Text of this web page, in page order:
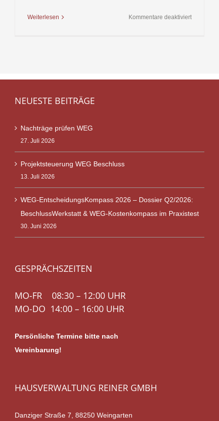
Weiterlesen Kommentare deaktiviertfür
NEUESTE BEITRÄGE
Nachträge prüfen WEG
27. Juli 2026
Projektsteuerung WEG Beschluss
13. Juli 2026
WEG-EntscheidungsKompass 2026 – Dossier Q2/2026:
BeschlussWerkstatt & WEG-Kostenkompass im Praxistest
30. Juni 2026
GESPRÄCHSZEITEN
MO-FR 08:30 – 12:00 UHR
MO-DO 14:00 – 16:00 UHR
Persönliche Termine bitte nach
Vereinbarung!
HAUSVERWALTUNG REINER GMBH
Danziger Straße 7, 88250 Weingarten